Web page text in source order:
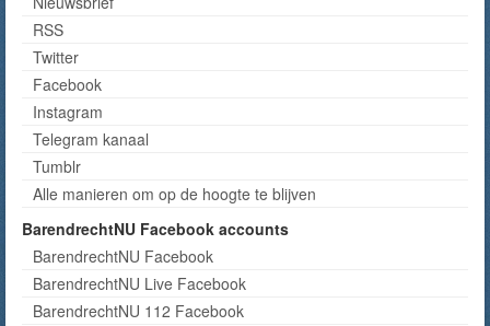
RSS
Twitter
Facebook
Instagram
Telegram kanaal
Tumblr
Alle manieren om op de hoogte te blijven
BarendrechtNU Facebook accounts
BarendrechtNU Facebook
BarendrechtNU Live Facebook
BarendrechtNU 112 Facebook